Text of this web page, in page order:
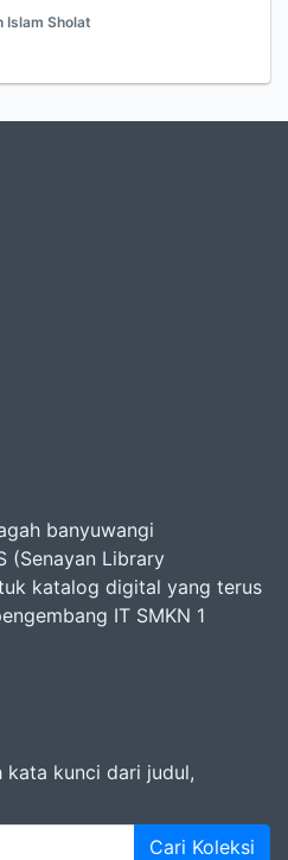
Islam Sholat
banyuwangi
(Senayan Library
katalog digital yang terus
IT SMKN 1
kata kunci dari judul,
Cari Koleksi